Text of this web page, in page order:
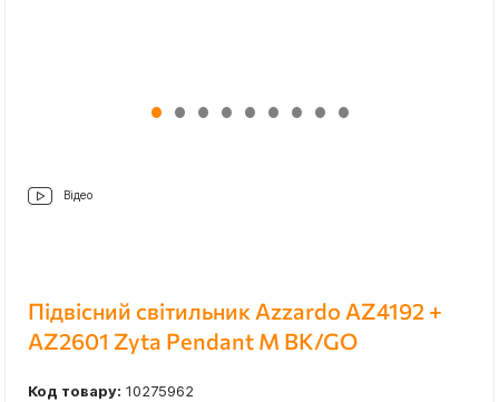
Відео
Підвісний світильник Azzardo AZ4192 +
AZ2601 Zyta Pendant M BK/GO
Код товару: 10275962